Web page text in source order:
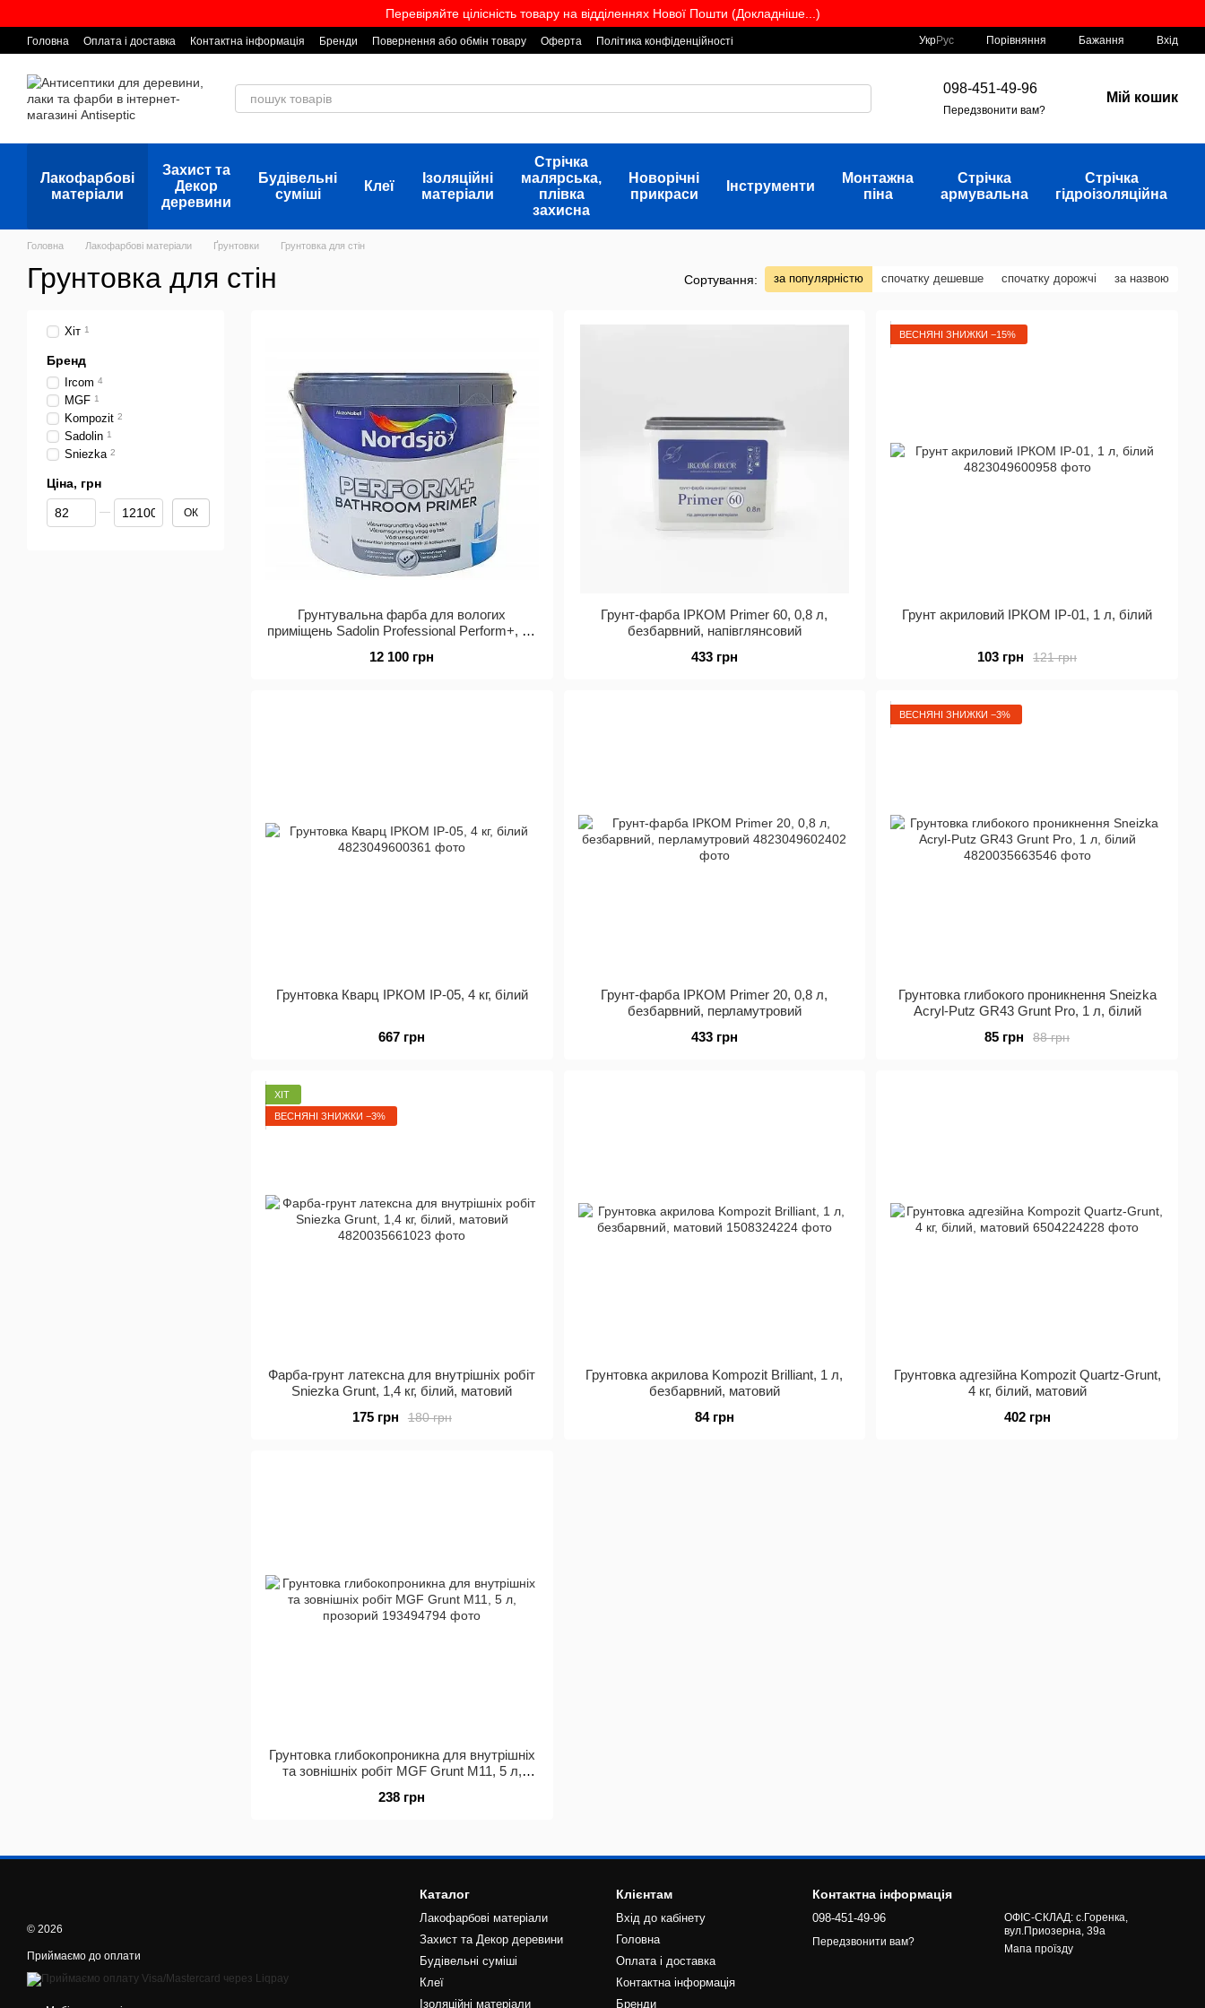
Перевіряйте цілісність товару на відділеннях Нової Пошти (Докладніше...)
Головна Оплата і доставка Контактна інформація Бренди Повернення або обмін товару Оферта Політика конфіденційності УкрРус Порівняння Бажання Вхід
098-451-49-96
Передзвонити вам?
Мій кошик
Лакофарбові
матеріали
Захист та
Декор
деревини
Будівельні
суміші
Клеї
Ізоляційні
матеріали
Стрічка
малярська,
плівка
захисна
Новорічні
прикраси
Інструменти
Монтажна
піна
Стрічка
армувальна
Стрічка
гідроізоляційна
Головна Лакофарбові матеріали Ґрунтовки Грунтовка для стін
Грунтовка для стін Сортування: за популярністю спочатку дешевше спочатку дорожчі за назвою
Грунтувальна фарба для вологих
приміщень Sadolin Professional Perform+, 10
12 100 грн
Грунт-фарба ІРКОМ Primer 60, 0,8 л,
безбарвний, напівглянсовий
433 грн
ВЕСНЯНІ ЗНИЖКИ −15%
Грунт акриловий ІРКОМ ІР-01, 1 л, білий
121 грн
103 грн
Грунтовка Кварц ІРКОМ ІР-05, 4 кг, білий
667 грн
Грунт-фарба ІРКОМ Primer 20, 0,8 л,
безбарвний, перламутровий
433 грн
ВЕСНЯНІ ЗНИЖКИ −3%
Грунтовка глибокого проникнення Sneizka
Acryl-Putz GR43 Grunt Pro, 1 л, білий
88 грн
85 грн
ХІТ
ВЕСНЯНІ ЗНИЖКИ −3%
Фарба-грунт латексна для внутрішніх робіт
Sniezka Grunt, 1,4 кг, білий, матовий
180 грн
175 грн
Грунтовка акрилова Kompozit Brilliant, 1 л,
безбарвний, матовий
84 грн
Грунтовка адгезійна Kompozit Quartz-Grunt,
4 кг, білий, матовий
402 грн
Грунтовка глибокопроникна для внутрішніх
та зовнішніх робіт MGF Grunt M11, 5 л,
238 грн
Хіт 1
Бренд
Ircom 4
MGF 1
Kompozit 2
Sadolin 1
Sniezka 2
Ціна, грн
Від Ціна, грн
До Ціна, грн ОК
© 2026
Приймаємо до оплати
Каталог
Лакофарбові матеріали
Захист та Декор деревини
Будівельні суміші
Клеї
Ізоляційні матеріали
Клієнтам
Вхід до кабінету
Головна
Оплата і доставка
Контактна інформація
Бренди
Контактна інформація
098-451-49-96
Передзвонити вам?
ОФІС-СКЛАД: с.Горенка,
вул.Приозерна, 39а
Мапа проїзду